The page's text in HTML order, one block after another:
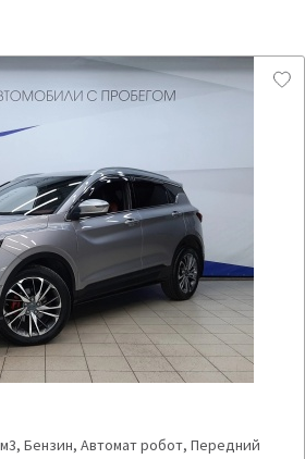
Бензин, Автомат робот, Передний